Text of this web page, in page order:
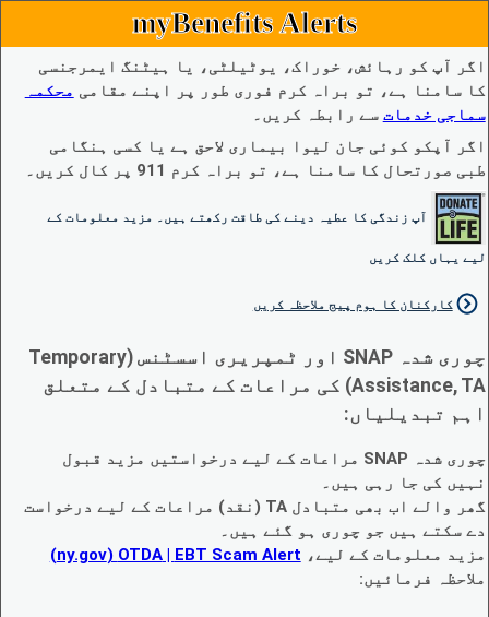
myBenefits Alerts
اگر آپ کو رہائش، خوراک، یوٹیلٹی، یا ہیٹنگ ایمرجنسی
کا سامنا ہے، تو براہ کرم فوری طور پر اپنے مقامی محکمہ
سماجی خدمات سے رابطہ کریں۔
اگر آپکو کوئی جان لیوا بیماری لاحق ہے یا کسی ہنگامی
طبی صورتحال کا سامنا ہے، تو براہ کرم 911 پر کال کریں۔
آپ زندگی کا عطیہ دینے کی طاقت رکھتے ہیں۔ مزید معلومات کے
لیے یہاں کلک کریں
کارکنان کا ہوم پیج ملاحظہ کریں
چوری شدہ SNAP اور ٹمپریری اسسٹنس (Temporary
Assistance, TA) کی مراعات کے متبادل کے متعلق
اہم تبدیلیاں:
چوری شدہ SNAP مراعات کے لیے درخواستیں مزید قبول
نہیں کی جا رہی ہیں۔
گھر والے اب بھی متبادل TA (نقد) مراعات کے لیے درخواست
دے سکتے ہیں جو چوری ہو گئے ہیں۔
مزید معلومات کے لیے، EBT Scam Alert ‏| OTDA ‏(ny.gov)
ملاحظہ فرمائیں: